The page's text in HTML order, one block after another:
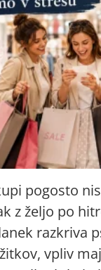
pogosto
z željo po
razkriva
vpliv